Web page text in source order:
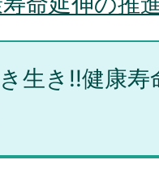
き生き!!健康